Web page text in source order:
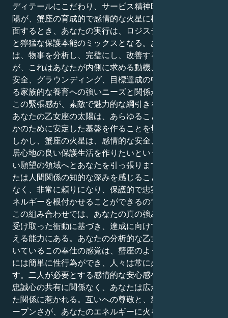
ディテールにこだわり、サービス精神旺盛な乙女座の太
陽が、蟹座の育成的で感情的な火星に根ざした動機と対
面するとき、あなたの実行は、ロジスティックな完璧さ
と獰猛な保護本能のミックスとなる。あなたの外側の人
は、物事を分析し、完璧にし、改善するのが好きです
が、これはあなたが内側に求める動機、つまり感情的な
安全、グラウンディング、目標達成の中心を助けてくれ
る家族的な養育への強いニーズと関係があります。
この緊張感が、素敵で魅力的な綱引きを生み出します。
あなたの乙女座の太陽は、あらゆることに気を配り、誰
かのために安定した基盤を作ることを切望しています。
しかし、蟹座の火星は、感情的な安全、具体的な願望、
居心地の良い保護生活を作りたいという尽きることのな
い願望の領域へとあなたを引っ張ります。つまり、あな
たは人間関係の知的な深みを感じることができるだけで
なく、非常に頼りになり、保護的で忠実な形で自分のエ
ネルギーを根付かせることができるのです。
この組み合わせでは、あなたの真の強みは、耳を傾け、
受け取った衝動に基づき、達成に向けて不屈の意志で応
える能力にある。あなたの分析的な乙女座と深く結びつ
いているこの奉仕の感覚は、蟹座のような霊感の強い人
には簡単に性行為ができ、人々は常に必要としていま
す。二人が必要とする感情的な安心感や、与える激しい
忠誠心の共有に関係なく、あなたは広がりと希望に満ち
た関係に惹かれる。互いへの尊敬と、新しいものへのオ
ープンさが、あなたのエネルギーに火をつける。